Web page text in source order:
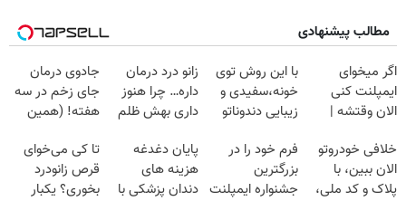
مطالب پیشنهادی
اگر میخوای
ایمپلنت کنی
الان وقتشه |
میلیون تومان!!!
با این روش توی
خونه،سفیدی و
زیبایی دندوناتو
(40%off)
زانو درد درمان
داره… چرا هنوز
داری بهش ظلم
جادوی درمان
جای زخم در سه
هفته! (همین
صحبت کنید)
خلافی خودروتو
الان ببین، با
پلاک و کد ملی،
فرم خود را در
بزرگترین
جشنواره ایمپلنت
پایان دغدغه
هزینه های
دندان پزشکی با
تا کی می‌خوای
قرص زانودرد
بخوری؟ یکبار